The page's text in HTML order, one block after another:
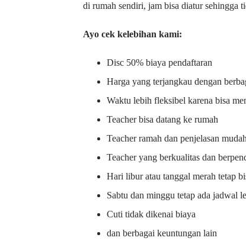
di rumah sendiri, jam bisa diatur sehingga
Ayo cek kelebihan kami:
Disc 50% biaya pendaftaran
Harga yang terjangkau dengan
Waktu lebih fleksibel karena bisa
Teacher bisa datang ke rumah
Teacher ramah dan penjelasan
Teacher yang berkualitas dan
Hari libur atau tanggal merah tetap
Sabtu dan minggu tetap ada jadwal
Cuti tidak dikenai biaya
dan berbagai keuntungan lain